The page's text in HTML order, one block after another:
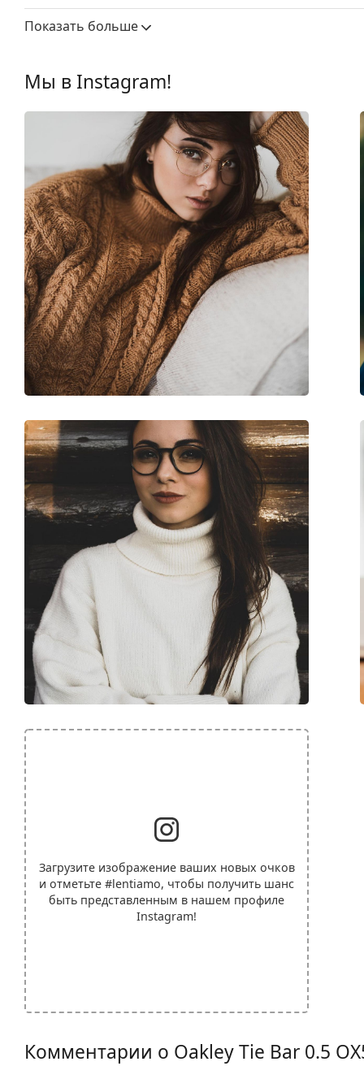
Другое
Бренд:
Использование:
Игры
Показать больше
Мы в Instagram!
Загрузите изображение ваших новых очков
и отметьте #lentiamo, чтобы получить шанс
быть представленным в нашем профиле
Instagram!
Комментарии о Oakley Tie Bar 0.5